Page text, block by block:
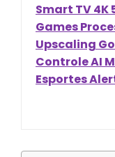
Smart TV 4K
Games
Upscaling
Controle AI
Esportes